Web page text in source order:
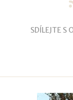
SDÍLEJTE S